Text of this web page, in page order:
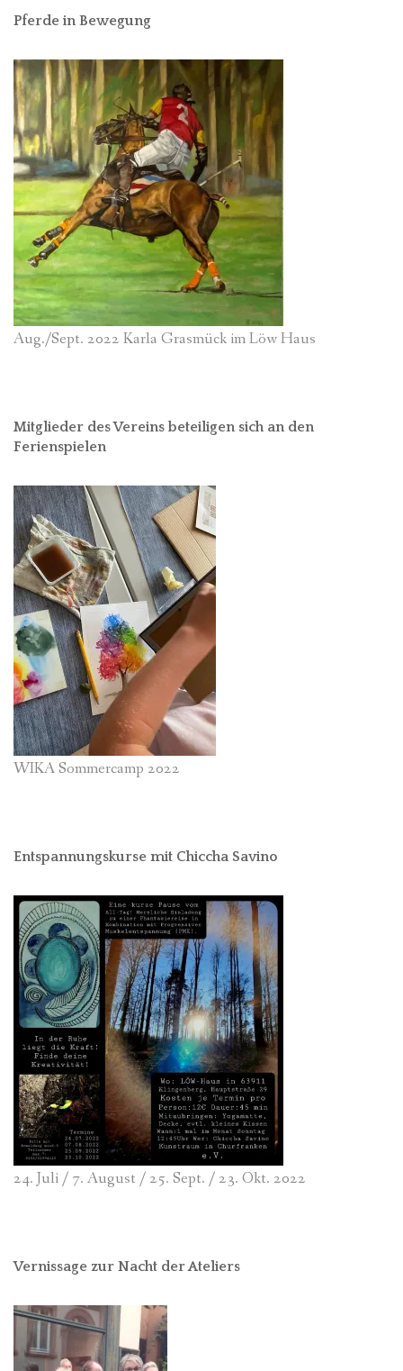
Pferde in Bewegung
Aug./Sept. 2022 Karla Grasmück im Löw Haus
Mitglieder des Vereins beteiligen sich an den
Ferienspielen
WIKA Sommercamp 2022
Entspannungskurse mit Chiccha Savino
24. Juli / 7. August / 25. Sept. / 23. Okt. 2022
Vernissage zur Nacht der Ateliers